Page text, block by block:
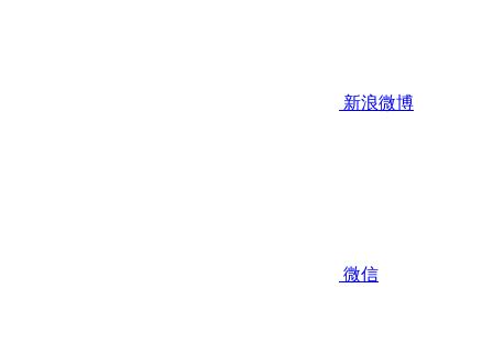
新浪微博
微信